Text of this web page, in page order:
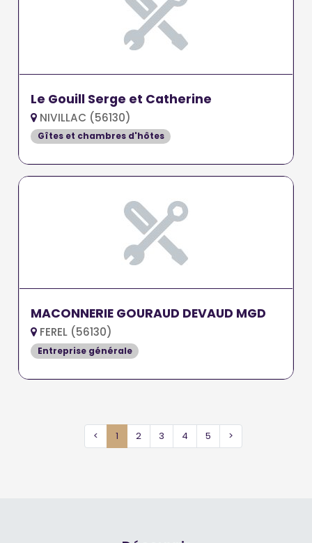
Le Gouill Serge et Catherine
NIVILLAC (56130)
Gîtes et chambres d'hôtes
MACONNERIE GOURAUD DEVAUD MGD
FEREL (56130)
Entreprise générale
< 1 2 3 4 5 >